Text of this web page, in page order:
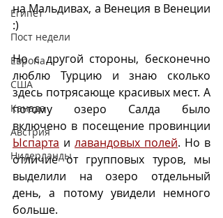
Египет
Пост недели
Европа
CША
Канада
Австрия
Нидерланды
на Мальдивах, а Венеция в Венеции
:)
Но с другой стороны, бесконечно
люблю Турцию и знаю сколько
здесь потрясающе красивых мест. А
потому озеро Салда было
Ыспарта и лавандовых полей. Но в
отличие от групповых туров, мы
выделили на озеро отдельный
день, а потому увидели немного
больше.